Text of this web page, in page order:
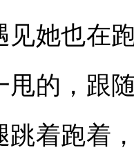
见她也在
甩的，跟
跳着跑着